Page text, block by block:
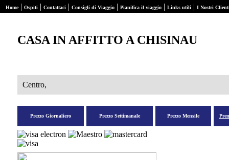
Home| Ospiti | Contattaci | Consigli di Viaggio | Pianifica il viaggio | Links utili | I Nostri
CASA IN AFFITTO A CHISINAU
Centro,
Prezzo Giornaliero Prezzo Settimanale Prezzo Mensile